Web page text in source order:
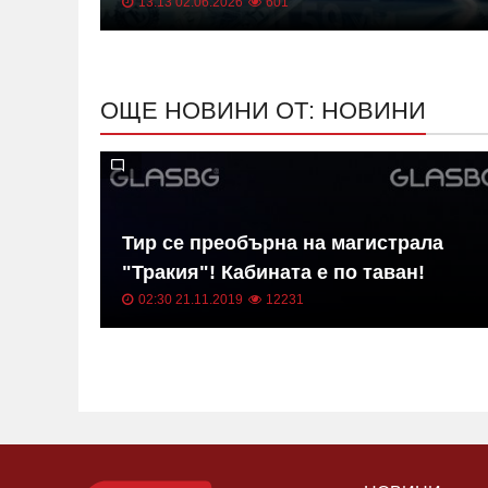
ОЩЕ НОВИНИ ОТ: НОВИНИ
Тир се преобърна на магистрала
"Тракия"! Кабината е по таван!
02:30 21.11.2019 12231